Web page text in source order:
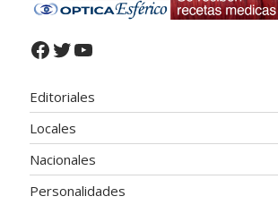
Facebook
Twitter
YouTube
Editoriales
Locales
Nacionales
Personalidades